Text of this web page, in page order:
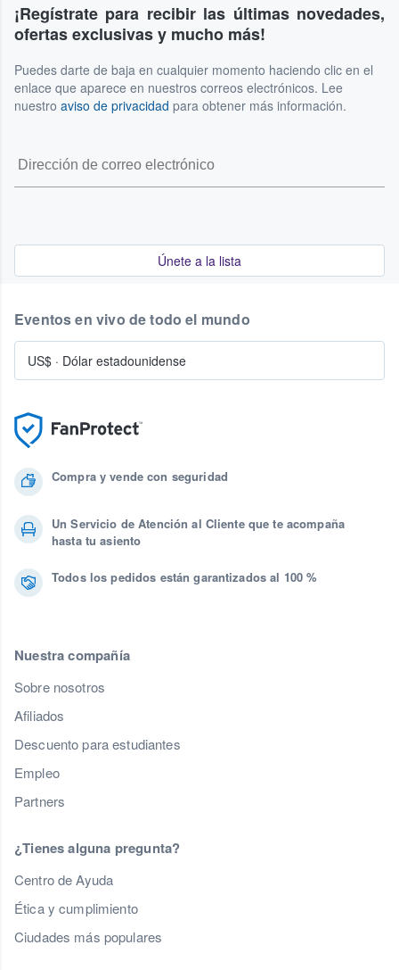
¡Regístrate para recibir las últimas novedades,
ofertas exclusivas y mucho más!
Puedes darte de baja en cualquier momento haciendo clic en el
enlace que aparece en nuestros correos electrónicos. Lee
nuestro aviso de privacidad para obtener más información.
Únete a la lista
Compra y vende con seguridad
Un Servicio de Atención al Cliente que te acompaña
hasta tu asiento
Todos los pedidos están garantizados al 100 %
Nuestra compañía
Sobre nosotros
Afiliados
Descuento para estudiantes
Empleo
Partners
¿Tienes alguna pregunta?
Centro de Ayuda
Ética y cumplimiento
Ciudades más populares
Eventos en vivo de todo el mundo
US$ · Dólar estadounidense